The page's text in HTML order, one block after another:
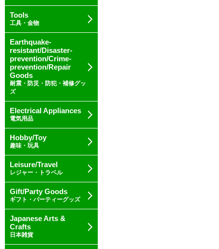
Tools
工具・金物
Earthquake-
resistant/Disaster-
prevention/Crime-
prevention/Repair
Goods
耐震・防災・防犯・補修グッ
ズ
Electrical Appliances
電気用品
Hobby/Toy
趣味・玩具
Leisure/Travel
レジャー・トラベル
Gift/Party Goods
ギフト・パーティーグッズ
Japanese Arts &
Crafts
日本雑貨